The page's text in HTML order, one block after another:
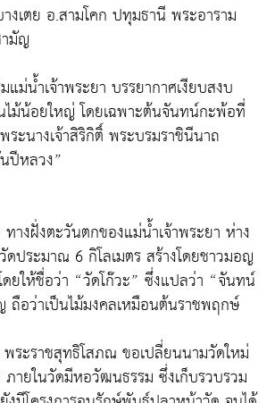
เตย อ.สามโคก ปทุมธานี พระอาราม
มัญ
แม่น้ำเจ้าพระยา บรรยากาศเงียบสงบ
ไม้น้อยใหญ่ โดยเฉพาะต้นจันทน์กะพ้อที่
ระนางเจ้าสิริกิติ์ พระบรมราชินีนาถ
ปีหลวง”
างฝั่งตะวันตกของแม่น้ำเจ้าพระยา ห่าง
ดประมาณ 6 กิโลเมตร สร้างโดยชาวมอญ
ยให้ชื่อว่า “วัดโก๊วะ” ซึ่งแปลว่า “จันทน์
อว่าเป็นไม้มงคลเหมือนต้นราชพฤกษ์
ระราชสุทธิโสภณ ขอเปลี่ยนนามวัดใหม่
ายในวัดมีหอวัฒนธรรม ซึ่งเก็บรวบรวม